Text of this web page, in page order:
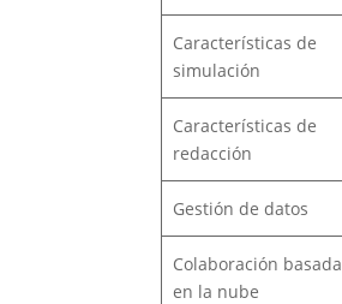
Características de
simulación
Características de
redacción
Gestión de datos
Colaboración basada
en la nube